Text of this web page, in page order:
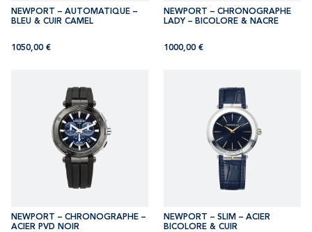
NEWPORT – AUTOMATIQUE –
BLEU & CUIR CAMEL
1050,00 €
NEWPORT – CHRONOGRAPHE
LADY – BICOLORE & NACRE
1000,00 €
NEWPORT – CHRONOGRAPHE –
ACIER PVD NOIR
NEWPORT – SLIM – ACIER
BICOLORE & CUIR